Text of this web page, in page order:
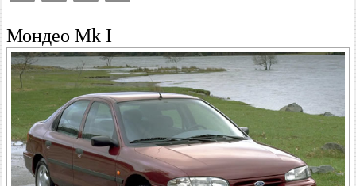
Мондео Mk I